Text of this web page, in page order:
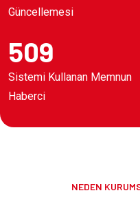
Güncellemesi
509
Sistemi Kullanan Memnun
Haberci
NEDEN